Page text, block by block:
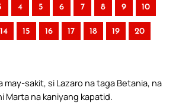
4 5 6 7 8 9 10
14 15 16 17 18 19 20
may-sakit, si Lazaro na taga Betania, na
Marta na kaniyang kapatid.